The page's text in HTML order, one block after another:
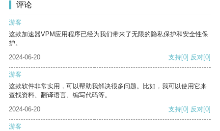
评论
游客
这款加速器VPM应用程序已经为我们带来了无限的隐私保护和安全性保
护。
2024-06-20
支持[0] 反对[0]
游客
这款软件非常实用，可以帮助我解决很多问题。比如，我可以使用它来
查找资料、翻译语言、编写代码等。
2024-06-20
支持[0] 反对[0]
游客